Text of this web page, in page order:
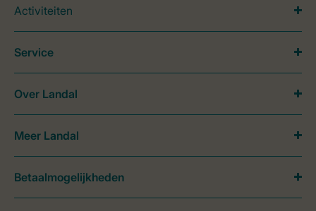
Activiteiten
Service
Over Landal
Meer Landal
Betaalmogelijkheden